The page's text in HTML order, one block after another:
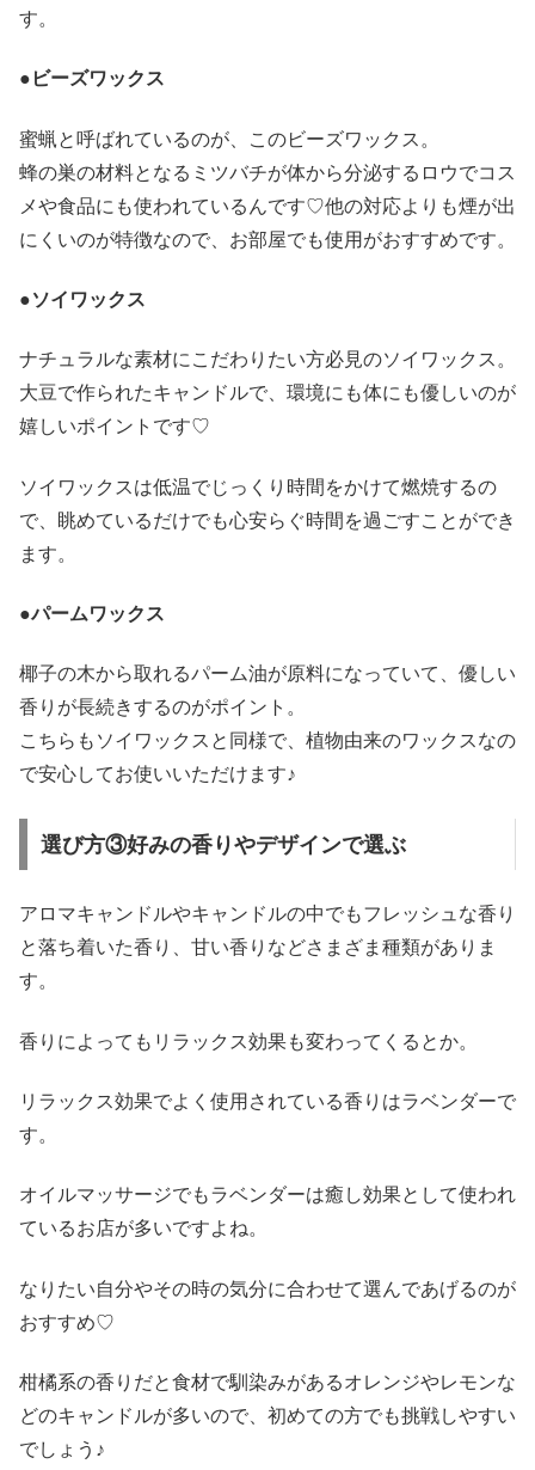
す。
●ビーズワックス
蜜蝋と呼ばれているのが、このビーズワックス。
蜂の巣の材料となるミツバチが体から分泌するロウでコス
メや食品にも使われているんです♡他の対応よりも煙が出
にくいのが特徴なので、お部屋でも使用がおすすめです。
●ソイワックス
ナチュラルな素材にこだわりたい方必見のソイワックス。
大豆で作られたキャンドルで、環境にも体にも優しいのが
嬉しいポイントです♡
ソイワックスは低温でじっくり時間をかけて燃焼するの
で、眺めているだけでも心安らぐ時間を過ごすことができ
ます。
●パームワックス
椰子の木から取れるパーム油が原料になっていて、優しい
香りが長続きするのがポイント。
こちらもソイワックスと同様で、植物由来のワックスなの
で安心してお使いいただけます♪
選び方③好みの香りやデザインで選ぶ
アロマキャンドルやキャンドルの中でもフレッシュな香り
と落ち着いた香り、甘い香りなどさまざま種類がありま
す。
香りによってもリラックス効果も変わってくるとか。
リラックス効果でよく使用されている香りはラベンダーで
す。
オイルマッサージでもラベンダーは癒し効果として使われ
ているお店が多いですよね。
なりたい自分やその時の気分に合わせて選んであげるのが
おすすめ♡
柑橘系の香りだと食材で馴染みがあるオレンジやレモンな
どのキャンドルが多いので、初めての方でも挑戦しやすい
でしょう♪